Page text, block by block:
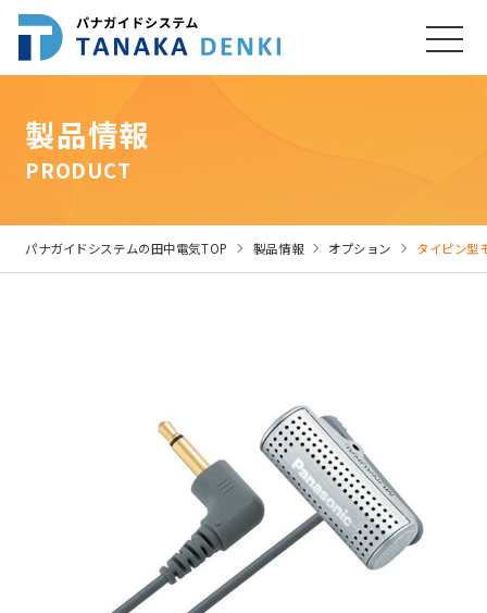
製品情報
PRODUCT
パナガイドシステムの田中電気TOP 製品情報 オプション タイピン型